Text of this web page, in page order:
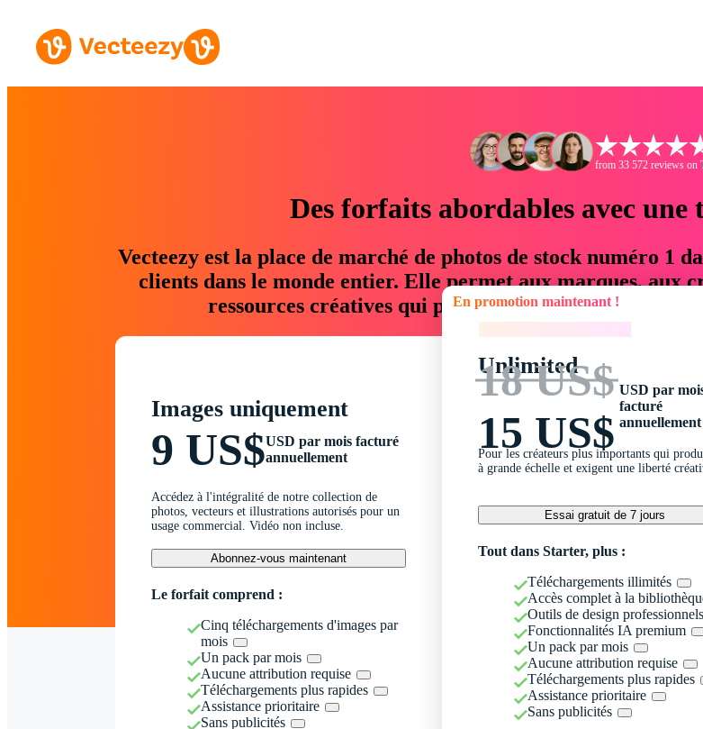
from 33 572 reviews on
Des forfaits abordables avec
Vecteezy est la place de marché de photos de stock numéro 1
clients dans le monde entier. Elle permet aux marques, aux
ressources créatives qui permettent d'économiser
Images uniquement
9 US$USD par mois facturé
annuellement
Accédez à l'intégralité de notre collection de
photos, vecteurs et illustrations autorisés pour un
usage commercial. Vidéo non incluse.
Abonnez-vous maintenant
Le forfait comprend :
Cinq téléchargements d'images par
mois
Un pack par mois
Aucune attribution requise
Téléchargements plus rapides
Assistance prioritaire
Sans publicités
En promotion maintenant !
Unlimited
18 US$
15 US$
USD par
facturé
annuellement
Pour les créateurs plus importants qui
à grande échelle et exigent une liberté
Essai gratuit de 7 jours
Tout dans Starter, plus :
Téléchargements illimités
Accès complet à la
Outils de design professionnels
Fonctionnalités IA premium
Un pack par mois
Aucune attribution requise
Téléchargements plus rapides
Assistance prioritaire
Sans publicités